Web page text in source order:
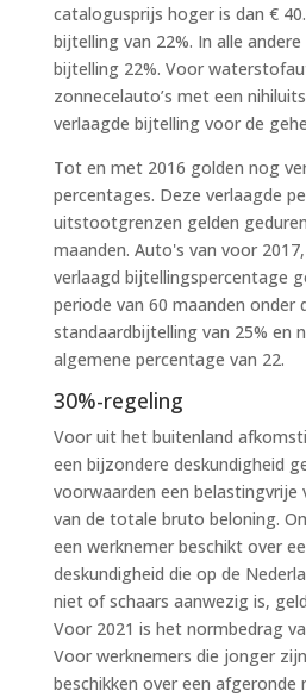
catalogusprijs hoger is dan €
bijtelling van 22%. In alle
bijtelling 22%. Voor
zonnecelauto’s met een
verlaagde bijtelling voor de
Tot en met 2016 golden nog
percentages. Deze verlaagde
uitstootgrenzen gelden
maanden. Auto's van voor
verlaagd bijtellingspercentage
periode van 60 maanden onder
standaardbijtelling van 25% en
algemene percentage van 22.
30%-regeling
Voor uit het buitenland
een bijzondere deskundigheid
voorwaarden een belastingvrije
van de totale bruto beloning.
een werknemer beschikt over
deskundigheid die op de
niet of schaars aanwezig is,
Voor 2021 is het normbedrag
Voor werknemers die jonger
beschikken over een